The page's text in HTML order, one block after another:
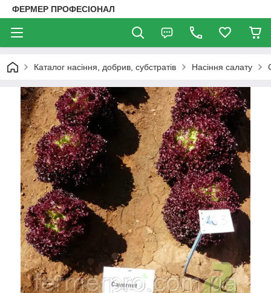
ФЕРМЕР ПРОФЕСІОНАЛ
Каталог насіння, добрив, субстратів Насіння салату